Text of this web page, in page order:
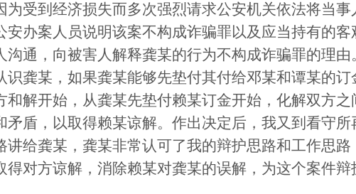
为受到经济损失而多次强烈请求公安机关依法将当事
安办案人员说明该案不构成诈骗罪以及应当持有的客
沟通，向被害人解释龚某的行为不构成诈骗罪的理
龚某，如果龚某能够先垫付其付给邓某和谭某的订
和解开始，从龚某先垫付赖某订金开始，化解双方
矛盾，以取得赖某谅解。作出决定后，我又到看守
讲给龚某，龚某非常认可了我的辩护思路和工作思
得对方谅解，消除赖某对龚某的误解，为这个案件